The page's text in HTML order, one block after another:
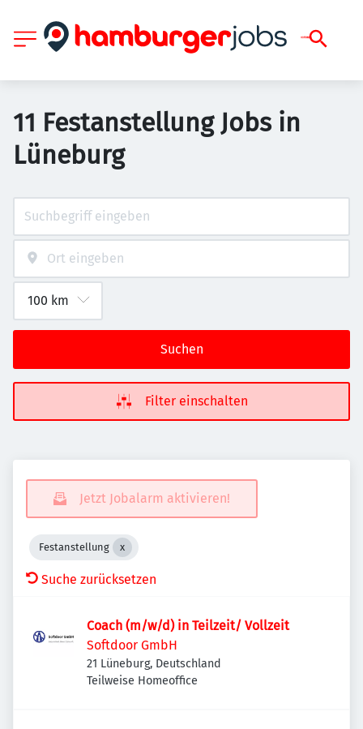
11 Festanstellung Jobs in
Lüneburg
Suchen
Filter einschalten
Jetzt Jobalarm aktivieren!
Festanstellung
Suche zurücksetzen
Coach (m/w/d) in Teilzeit/ Vollzeit
Softdoor GmbH
21 Lüneburg, Deutschland
Teilweise Homeoffice